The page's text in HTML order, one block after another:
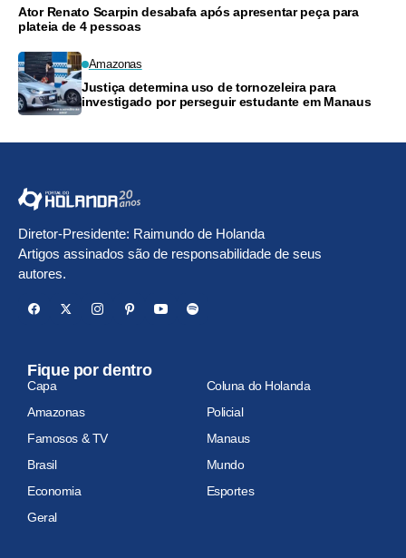
Ator Renato Scarpin desabafa após apresentar peça para
plateia de 4 pessoas
Amazonas
Justiça determina uso de tornozeleira para
investigado por perseguir estudante em Manaus
Diretor-Presidente: Raimundo de Holanda
Artigos assinados são de responsabilidade de seus
autores.
Fique por dentro
Capa
Coluna do Holanda
Amazonas
Policial
Famosos & TV
Manaus
Brasil
Mundo
Economia
Esportes
Geral